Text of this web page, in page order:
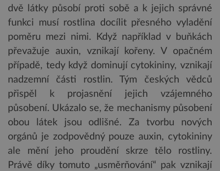
dvě látky působí proti sobě a k jejich správné
funkci musí rostlina docílit přesného vyladění
poměru mezi nimi. Když například v buňkách
převažuje auxin, vznikají kořeny. V opačném
případě, tedy když dominují cytokininy, vznikají
nadzemní části rostlin. Tým českých vědců
přispěl k projasnění jejich vzájemného
působení. Ukázalo se, že mechanismy působení
obou látek jsou odlišné. Za tvorbu nových
orgánů je zodpovědný pouze auxin, cytokininy
ale mění jeho proudění skrze tělo rostliny.
Právě díky tomuto „usměrňování“ pak vznikají